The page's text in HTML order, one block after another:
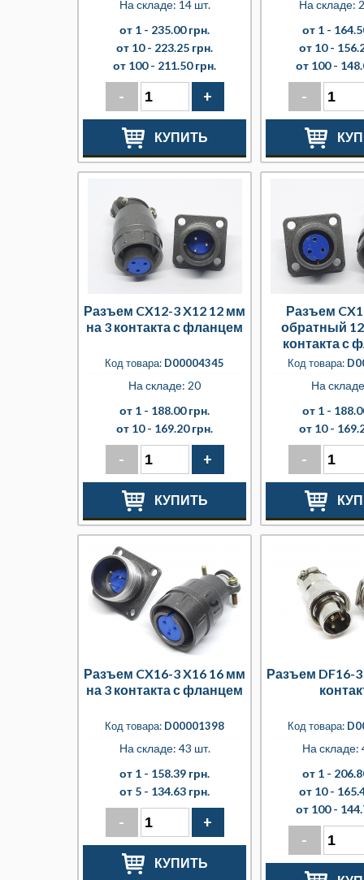
На складе: 14 шт.
от 1 - 235.00 грн.
от 10 - 223.25 грн.
от 100 - 211.50 грн.
- +
КУПИТЬ
На складе:
от 1 -
от 10 -
от 100 -
-
Разъем CX12-3 X12 12 мм
на 3 контакта с фланцем
Код товара: D00004345
На складе: 20
от 1 - 188.00 грн.
от 10 - 169.20 грн.
- +
КУПИТЬ
Разъем
обратный
контакта с
Код товара:
На
от 1 -
от 10 -
-
Разъем CX16-3 X16 16 мм
на 3 контакта с фланцем
Код товара: D00001398
На складе: 43 шт.
от 1 - 158.39 грн.
от 5 - 134.63 грн.
- +
КУПИТЬ
Разъем DF16-
Код товара:
На складе:
от 1 -
от 10 -
от 100 -
-